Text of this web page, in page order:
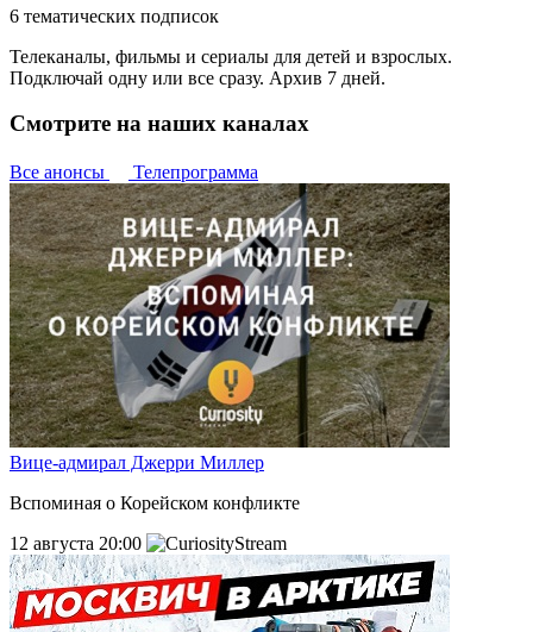
6 тематических подписок
Телеканалы, фильмы и сериалы для детей и взрослых.
Подключай одну или все сразу. Архив 7 дней.
Смотрите на наших каналах
Все анонсы Телепрограмма
Вице-адмирал Джерри Миллер
Вспоминая о Корейском конфликте
12 августа 20:00